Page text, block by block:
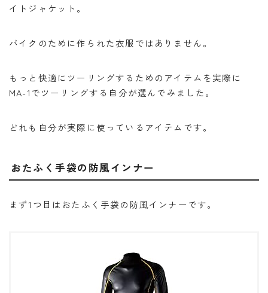
イトジャケット。
バイクのために作られた衣服ではありません。
もっと快適にツーリングするためのアイテムを実際に
MA-1でツーリングする自分が選んでみました。
どれも自分が実際に使っているアイテムです。
おたふく手袋の防風インナー
まず1つ目はおたふく手袋の防風インナーです。